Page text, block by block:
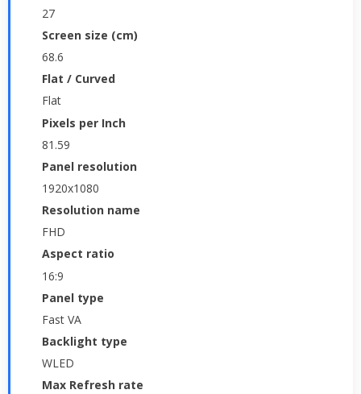
27
Screen size (cm)
68.6
Flat / Curved
Flat
Pixels per Inch
81.59
Panel resolution
1920x1080
Resolution name
FHD
Aspect ratio
16:9
Panel type
Fast VA
Backlight type
WLED
Max Refresh rate